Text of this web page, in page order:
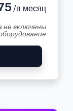
/в месяц
включены